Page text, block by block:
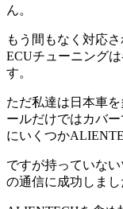
ん。
もう間もなく対応
ECUチューニング
す。
ただ私達は日本車
ールだけではカバ
にいくつか
ですが持っていな
の通信に成功しまし